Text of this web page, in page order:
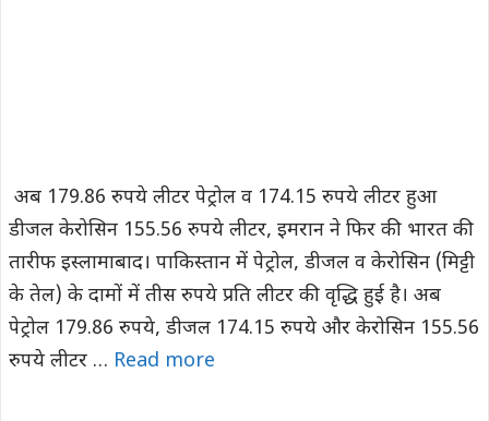
अब 179.86 रुपये लीटर पेट्रोल व 174.15 रुपये लीटर हुआ
डीजल केरोसिन 155.56 रुपये लीटर, इमरान ने फिर की भारत की
तारीफ इस्लामाबाद। पाकिस्तान में पेट्रोल, डीजल व केरोसिन (मिट्टी
के तेल) के दामों में तीस रुपये प्रति लीटर की वृद्धि हुई है। अब
पेट्रोल 179.86 रुपये, डीजल 174.15 रुपये और केरोसिन 155.56
रुपये लीटर … Read more